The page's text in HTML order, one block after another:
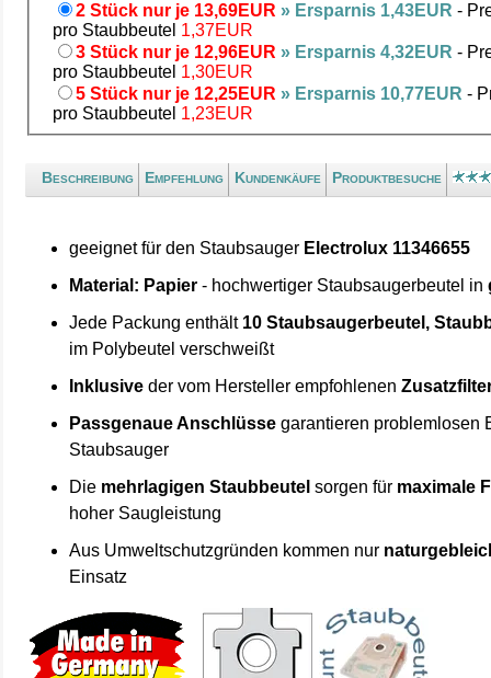
2 Stück nur je 13,69EUR » Ersparnis 1,43EUR -
pro Staubbeutel 1,37EUR
3 Stück nur je 12,96EUR » Ersparnis 4,32EUR -
pro Staubbeutel 1,30EUR
5 Stück nur je 12,25EUR » Ersparnis 10,77EUR -
pro Staubbeutel 1,23EUR
Beschreibung Empfehlung Kundenkäufe Produktbesuche
geeignet für den Staubsauger Electrolux 11346655
Material: Papier - hochwertiger Staubsaugerbeutel in
Jede Packung enthält 10 Staubsaugerbeutel,
im Polybeutel verschweißt
Inklusive der vom Hersteller empfohlenen
Passgenaue Anschlüsse garantieren problemlosen
Staubsauger
Die mehrlagigen Staubbeutel sorgen für maximale
hoher Saugleistung
Aus Umweltschutzgründen kommen nur
Einsatz